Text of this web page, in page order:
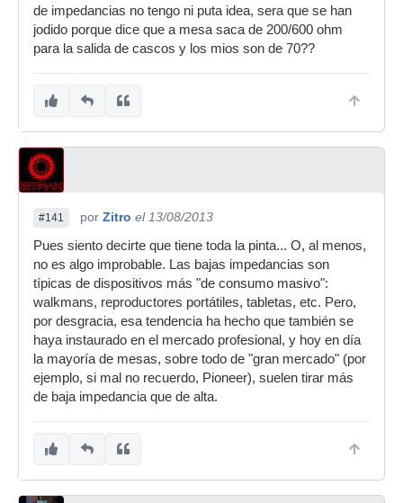
de impedancias no tengo ni puta idea, sera que se han
jodido porque dice que a mesa saca de 200/600 ohm
para la salida de cascos y los mios son de 70??
#141 por Zitro el 13/08/2013
Pues siento decirte que tiene toda la pinta... O, al menos,
no es algo improbable. Las bajas impedancias son
típicas de dispositivos más "de consumo masivo":
walkmans, reproductores portátiles, tabletas, etc. Pero,
por desgracia, esa tendencia ha hecho que también se
haya instaurado en el mercado profesional, y hoy en día
la mayoría de mesas, sobre todo de "gran mercado" (por
ejemplo, si mal no recuerdo, Pioneer), suelen tirar más
de baja impedancia que de alta.